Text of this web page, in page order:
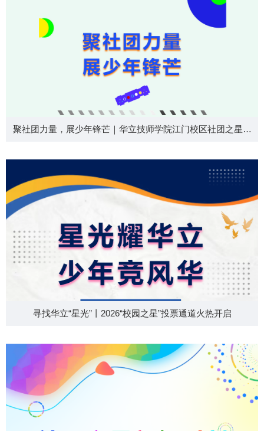
聚社团力量，展少年锋芒｜华立技师学院江门校区社团之星由
寻找华立“星光”丨2026“校园之星”投票通道火热开启